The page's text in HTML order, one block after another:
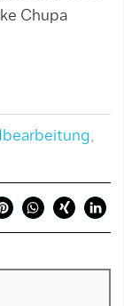
Chupa
,